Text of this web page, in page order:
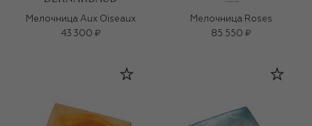
Мелочница Aux Oiseaux
43 300 ₽
Мелочница Roses
85 550 ₽